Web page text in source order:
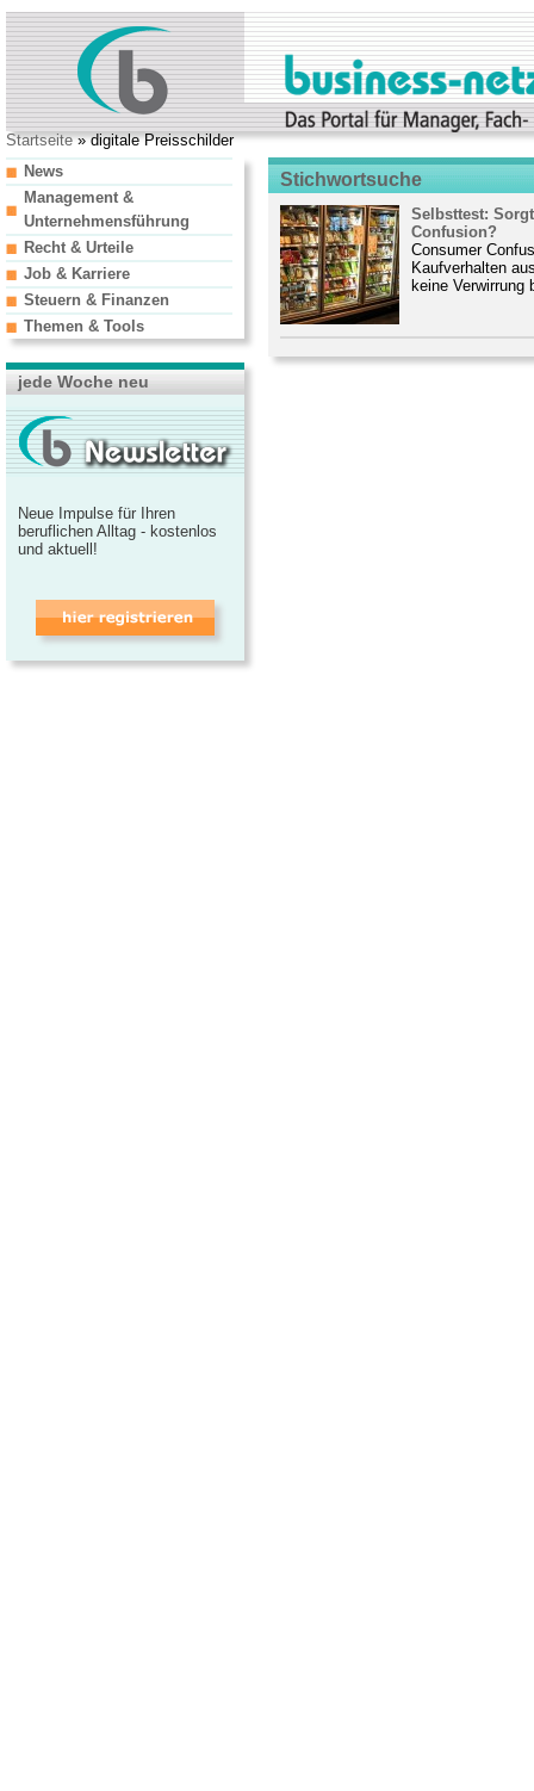
Startseite» digitale Preisschilder
Stichwortsuche
Selbsttest:
Confusion?
Consumer
Kaufverhalten
keine Verwirrung
News
Management &
Unternehmensführung
Recht & Urteile
Job & Karriere
Steuern & Finanzen
Themen & Tools
jede Woche neu
Neue Impulse für Ihren
beruflichen Alltag - kostenlos
und aktuell!